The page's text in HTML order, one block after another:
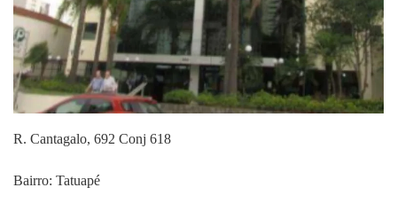
R. Cantagalo, 692 Conj 618
Bairro: Tatuapé